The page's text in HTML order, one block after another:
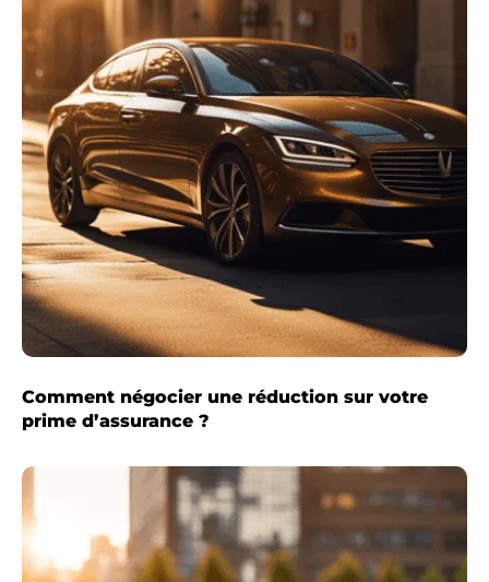
Comment négocier une réduction sur votre
prime d’assurance ?